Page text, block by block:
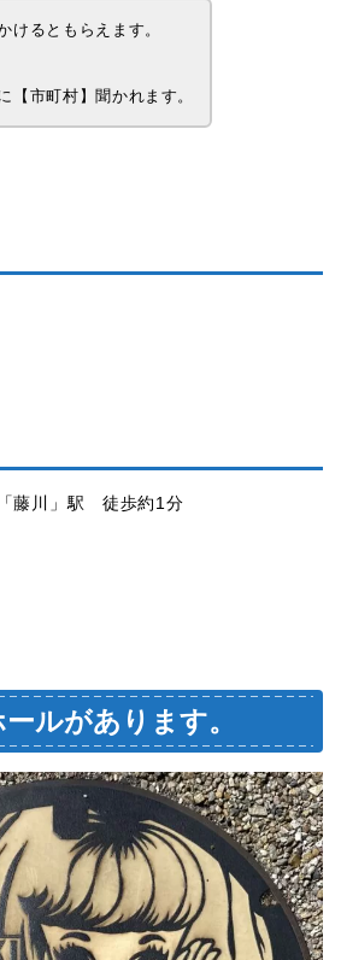
けるともらえます。
【市町村】聞かれます。
藤川」駅 徒歩約1分
ルがあります。